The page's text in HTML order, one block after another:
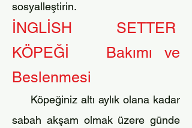
sosyalleştirin.
İNGLİSH SETTER
KÖPEĞİ Bakımı ve
Beslenmesi
Köpeğiniz altı aylık olana kadar
sabah akşam olmak üzere günde